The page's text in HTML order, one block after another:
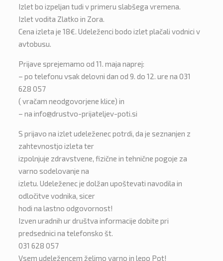
Izlet bo izpeljan tudi v primeru slabšega vremena.
Izlet vodita Zlatko in Zora.
Cena izleta je 18€. Udeleženci bodo izlet plačali vodnici v
avtobusu.
Prijave sprejemamo od 11. maja naprej:
– po telefonu vsak delovni dan od 9. do 12. ure na 031
628 057
( vračam neodgovorjene klice) in
– na info@drustvo-prijateljev-poti.si
S prijavo na izlet udeleženec potrdi, da je seznanjen z
zahtevnostjo izleta ter
izpolnjuje zdravstvene, fizične in tehnične pogoje za
varno sodelovanje na
izletu. Udeleženec je dolžan upoštevati navodila in
odločitve vodnika, sicer
hodi na lastno odgovornost!
Izven uradnih ur društva informacije dobite pri
predsednici na telefonsko št.
031 628 057
Vsem udeležencem želimo varno in lepo Pot!